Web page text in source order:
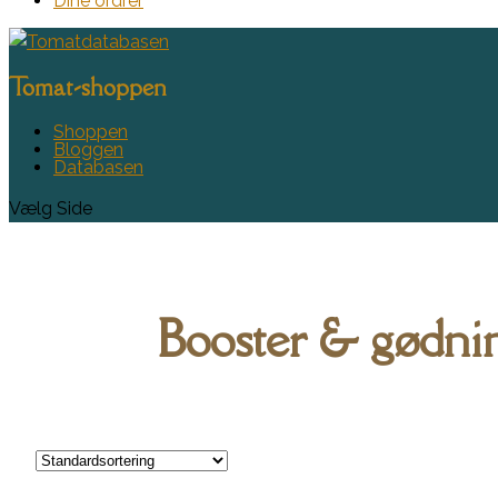
Tomat-shoppen
Shoppen
Bloggen
Databasen
Vælg Side
Booster &